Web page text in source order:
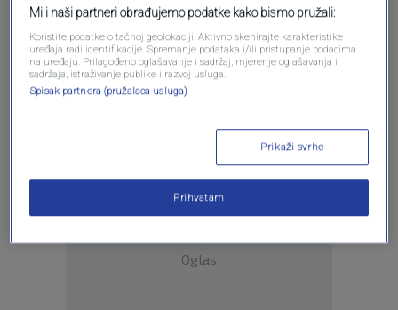
Oglas
Oglas
Mi i naši partneri obrađujemo podatke kako bismo pružali:
Koristite podatke o tačnoj geolokaciji. Aktivno skenirajte karakteristike
uređaja radi identifikacije. Spremanje podataka i/ili pristupanje podacima
na uređaju. Prilagođeno oglašavanje i sadržaj, mjerenje oglašavanja i
sadržaja, istraživanje publike i razvoj usluga.
Spisak partnera (pružalaca usluga)
Prikaži svrhe
Prihvatam